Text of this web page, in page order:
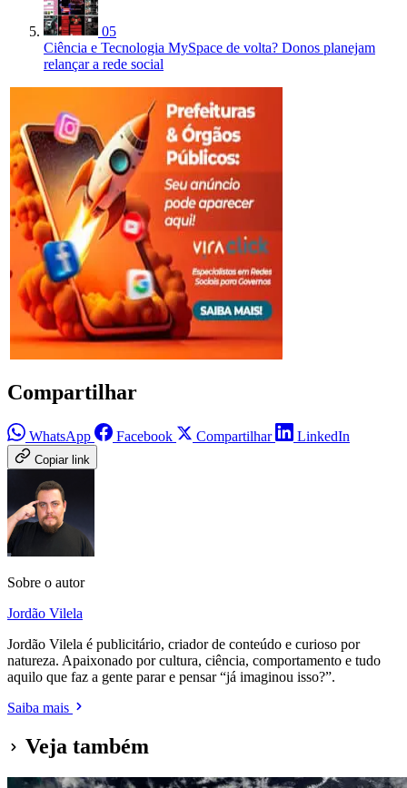
05
Ciência e Tecnologia MySpace de volta? Donos planejam
relançar a rede social
Compartilhar
WhatsApp Facebook Compartilhar LinkedIn
Copiar link
Sobre o autor
Jordão Vilela
Jordão Vilela é publicitário, criador de conteúdo e curioso por
natureza. Apaixonado por cultura, ciência, comportamento e tudo
aquilo que faz a gente parar e pensar “já imaginou isso?”.
Saiba mais
Veja também